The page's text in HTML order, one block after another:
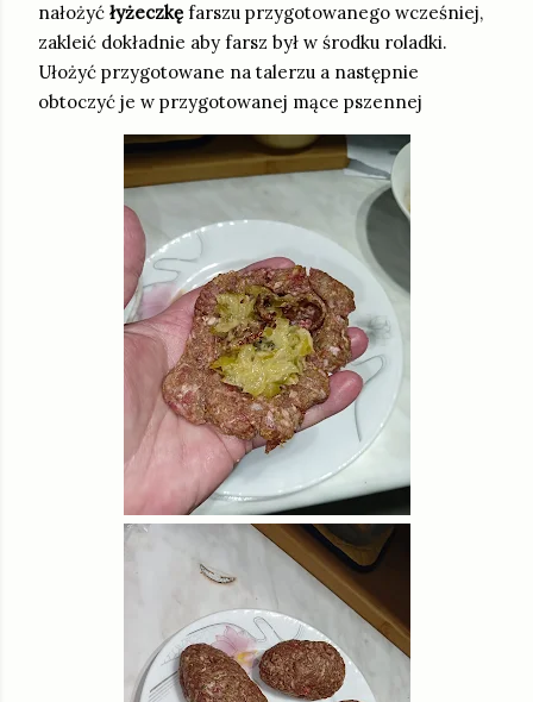
nałożyć łyżeczkę farszu przygotowanego wcześniej,
zakleić dokładnie aby farsz był w środku roladki.
Ułożyć przygotowane na talerzu a następnie
obtoczyć je w przygotowanej mące pszennej